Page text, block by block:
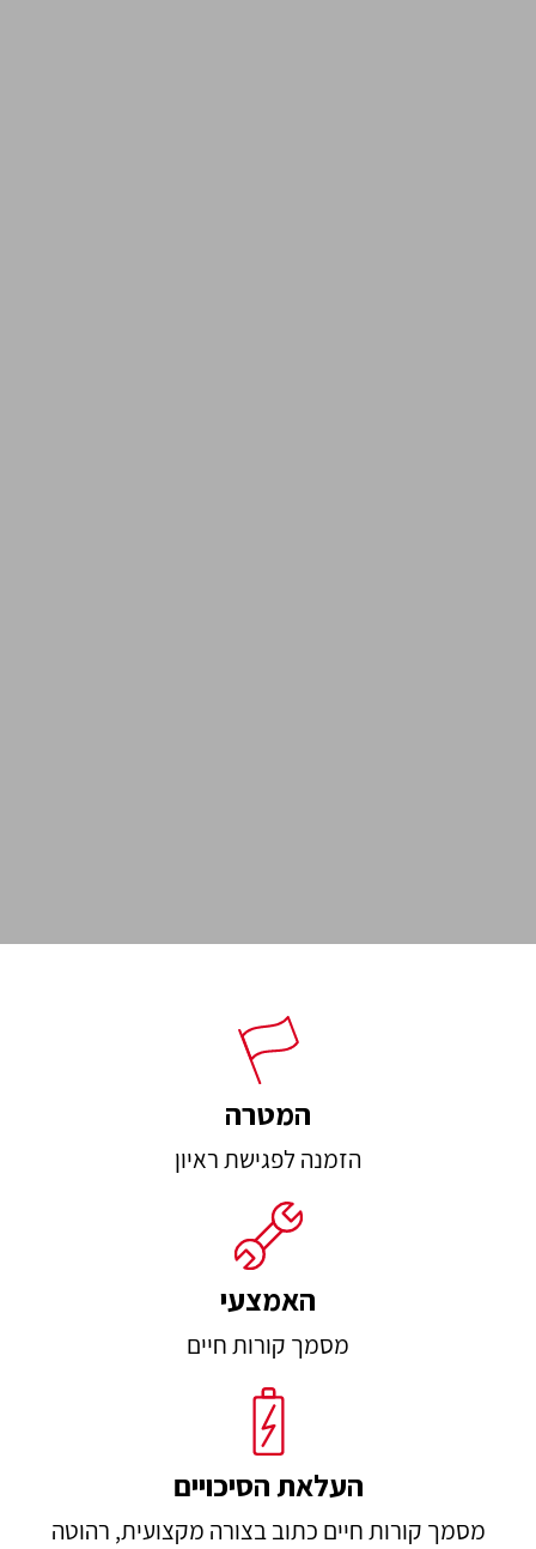
המטרה
הזמנה לפגישת ראיון
האמצעי
מסמך קורות חיים
העלאת הסיכויים
מסמך קורות חיים כתוב בצורה מקצועית, רהוטה